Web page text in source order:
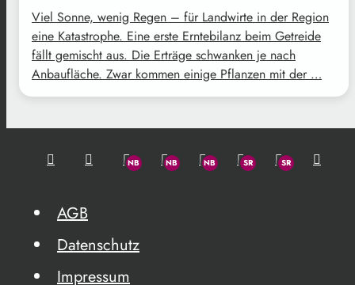
Viel Sonne, wenig Regen – für Landwirte in der Region
eine Katastrophe. Eine erste Erntebilanz beim Getreide
fällt gemischt aus. Die Erträge schwanken je nach
Anbaufläche. Zwar kommen einige Pflanzen mit der …
AGB
Datenschutz
Impressum